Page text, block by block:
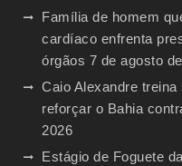
Família de homem
cardíaco enfrenta
órgãos 7 de agosto
Caio Alexandre
reforçar o Bahia
2026
Estágio de Foguete